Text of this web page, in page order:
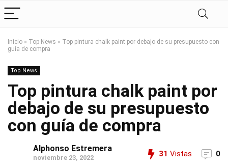
Inicio » Top News » Top pintura chalk paint por debajo de su presupuesto con
guía de compra
Top News
Top pintura chalk paint por
debajo de su presupuesto
con guía de compra
Alphonso Estremera
noviembre 23, 2022 31 Vistas 0